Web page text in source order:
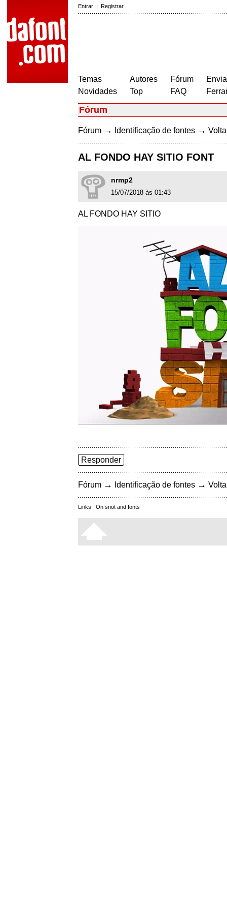
Entrar | Registrar
Temas
Novidades
Autores
Top
Fórum
FAQ
Fórum
Fórum → Identificação de fontes →
AL FONDO HAY SITIO FONT
nrmp2
15/07/2018 às 01:43
AL FONDO HAY SITIO
Responder
Fórum → Identificação de fontes →
Links: On snot and fonts